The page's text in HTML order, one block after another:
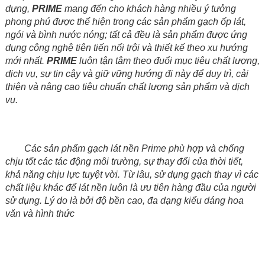
dựng, PRIMEmang đến cho khách hàng nhiều ý tưởng
phong phú được thể hiện trong các sản phẩm gạch ốp lát,
ngói và bình nước nóng; tất cả đều là sản phẩm được ứng
dụng công nghệ tiên tiến nổi trội và thiết kế theo xu hướng
mới nhất. PRIMEluôn tận tâm theo đuổi mục tiêu chất lượng,
dịch vụ, sự tin cậy và giữ vững hướng đi này để duy trì, cải
thiện và nâng cao tiêu chuẩn chất lượng sản phẩm và dịch
vụ.
Các sản phẩm gạch lát nền Prime phù hợp và chống
chịu tốt các tác động môi trường, sự thay đổi của thời tiết,
khả năng chịu lực tuyệt vời. Từ lâu, sử dụng gạch thay vì các
chất liệu khác để lát nền luôn là ưu tiên hàng đầu của người
sử dụng. Lý do là bởi độ bền cao, đa dạng kiểu dáng hoa
văn và hình thức